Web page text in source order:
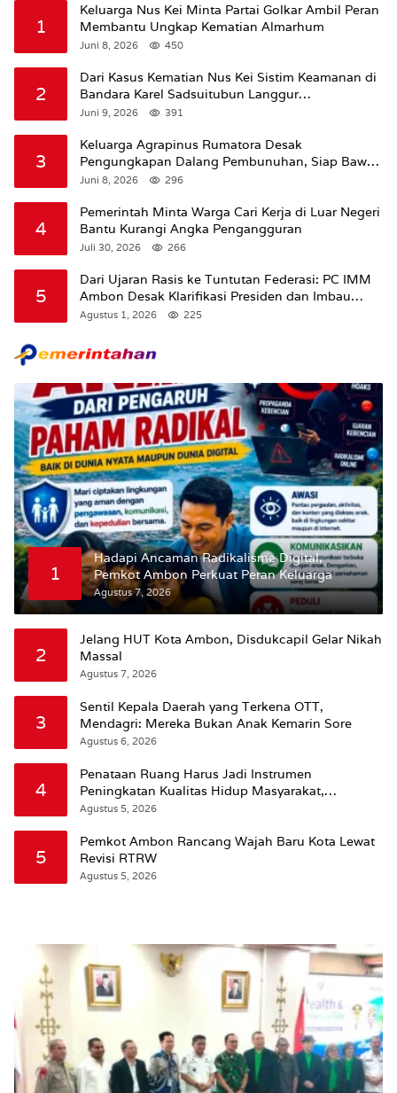
1
Keluarga Nus Kei Minta Partai Golkar Ambil Peran
Membantu Ungkap Kematian Almarhum
Juni 8, 2026 450
2
Dari Kasus Kematian Nus Kei Sistim Keamanan di
Bandara Karel Sadsuitubun Langgur
Dipertanyakan
Juni 9, 2026 391
3
Keluarga Agrapinus Rumatora Desak
Pengungkapan Dalang Pembunuhan, Siap Bawa
Kasus ke Komisi III DPR RI
Juni 8, 2026 296
4
Pemerintah Minta Warga Cari Kerja di Luar Negeri
Bantu Kurangi Angka Pengangguran
Juli 30, 2026 266
5
Dari Ujaran Rasis ke Tuntutan Federasi: PC IMM
Ambon Desak Klarifikasi Presiden dan Imbau
Tunda Pengibaran Bendera Merah Putih Di
Agustus 1, 2026 225
1
Hadapi Ancaman Radikalisme Digital,
Pemkot Ambon Perkuat Peran Keluarga
Agustus 7, 2026
2
Jelang HUT Kota Ambon, Disdukcapil Gelar Nikah
Massal
Agustus 7, 2026
3
Sentil Kepala Daerah yang Terkena OTT,
Mendagri: Mereka Bukan Anak Kemarin Sore
Agustus 6, 2026
4
Penataan Ruang Harus Jadi Instrumen
Peningkatan Kualitas Hidup Masyarakat,
Wattimena: Revisi RT-RW Ditetapkan Pemkot
Agustus 5, 2026
5
Pemkot Ambon Rancang Wajah Baru Kota Lewat
Revisi RTRW
Agustus 5, 2026